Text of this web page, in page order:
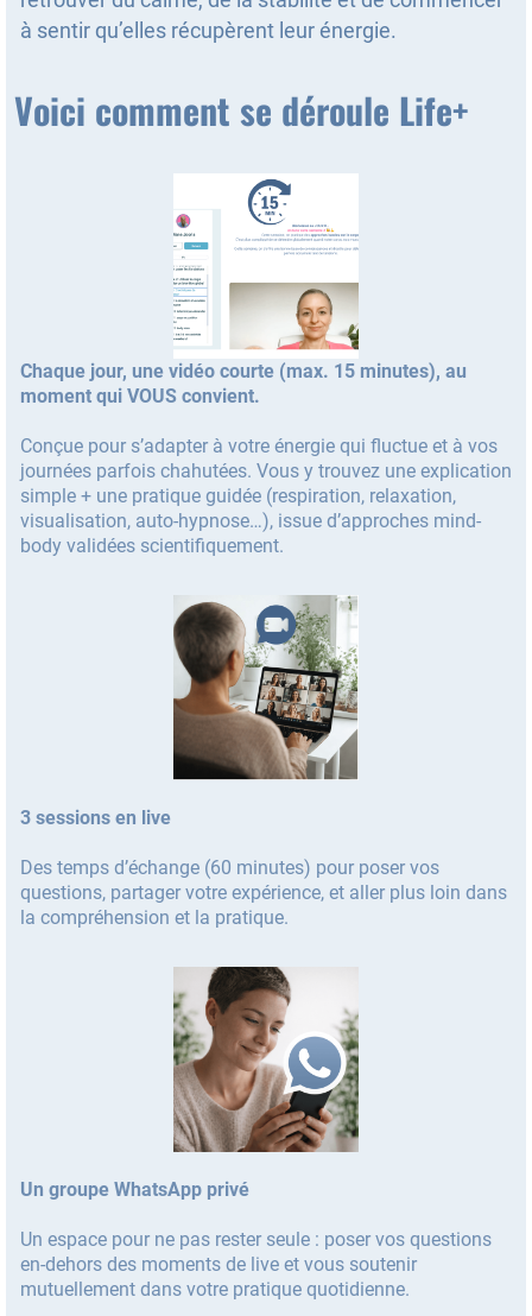
à sentir qu’elles récupèrent leur énergie.
Voici comment se déroule Life+
Chaque jour, une vidéo courte (max. 15 minutes), au
moment qui VOUS convient.
Conçue pour s’adapter à votre énergie qui fluctue et à vos
journées parfois chahutées. Vous y trouvez une explication
simple + une pratique guidée (respiration, relaxation,
visualisation, auto-hypnose…), issue d’approches mind-
body validées scientifiquement.
3 sessions en live
Des temps d’échange (60 minutes) pour poser vos
questions, partager votre expérience, et aller plus loin dans
la compréhension et la pratique.
Un groupe WhatsApp privé
Un espace pour ne pas rester seule : poser vos questions
en-dehors des moments de live et vous soutenir
mutuellement dans votre pratique quotidienne.